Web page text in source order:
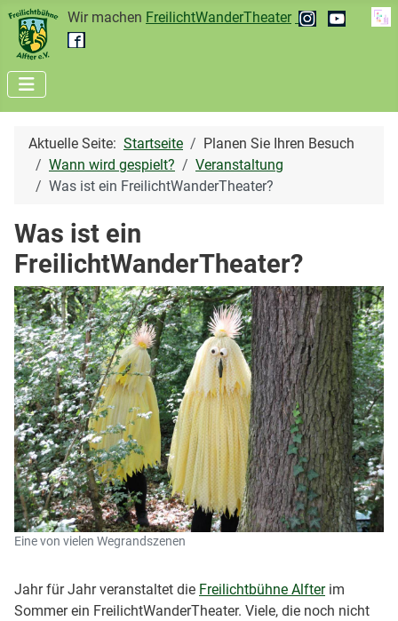
Wir machen FreilichtWanderTheater
Aktuelle Seite: Startseite
Planen Sie Ihren Besuch
Wann wird gespielt?
Veranstaltung
Was ist ein FreilichtWanderTheater?
Was ist ein
FreilichtWanderTheater?
Eine von vielen Wegrandszenen
Jahr für Jahr veranstaltet die Freilichtbühne Alfterim
Sommer ein FreilichtWanderTheater. Viele, die noch nicht